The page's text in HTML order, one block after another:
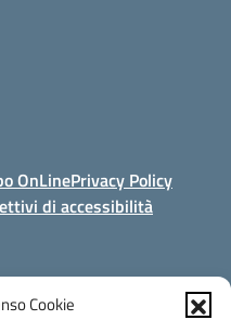
Cookie
OnLinePrivacy Policy
di accessibilità